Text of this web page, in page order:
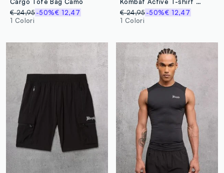
€ 24,95-50%€ 12,47
1 Colori
€ 24,95 -50%€ 12,47
1 Colori